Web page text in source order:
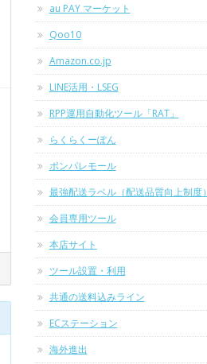
au PAY マーケット
Qoo10
Amazon.co.jp
LINE活用・LSEG
RPP運用自動化ツール「RAT」
らくらくーぽん
ポンパレモール
最強配送ラベル（配送品質向上制度）
会員専用ツール
本店サイト
ツール設置・利用
共通の送料込みライン
ECステーション
海外進出